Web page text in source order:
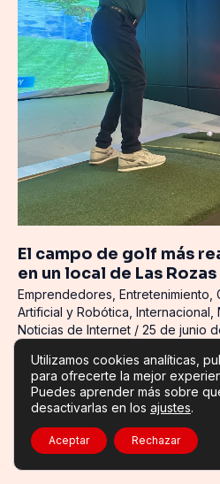
El campo de golf más
en un local de Las Rozas
Emprendedores, Entretenimiento,
Artificial y Robótica, Internacional,
Noticias de Internet / 25 de junio
Awolf lleva a Madrid el
artificial y una plataforma de 15
real del mundo El golf acaba de
empresa española de tecnología
Europa
está
en
un
local
de
Utilizamos cookies analíticas,
para ofrecerte la mejor
Puedes aprender más sobre
desactivarlas en los ajustes.
Aceptar Rechazar